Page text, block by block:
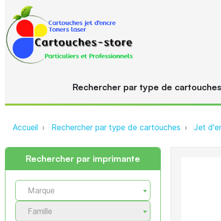
Rechercher par type de cartouches
Accueil Rechercher par type de cartouches Jet
Rechercher par imprimante
Marque
Famille